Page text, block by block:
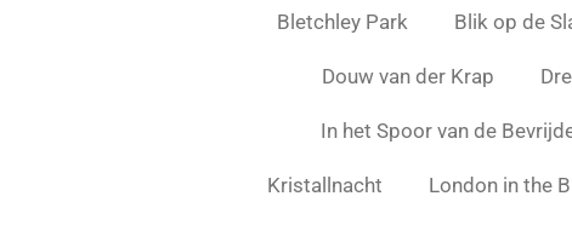
Bletchley Park Blik op de
Douw van der Krap
In het Spoor van de
Kristallnacht London in the